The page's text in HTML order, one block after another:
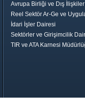
Avrupa Birliği ve Dış
Reel Sektör Ar-Ge ve
İdari İşler Dairesi
Sektörler ve Girişimcilik
TIR ve ATA Karnesi